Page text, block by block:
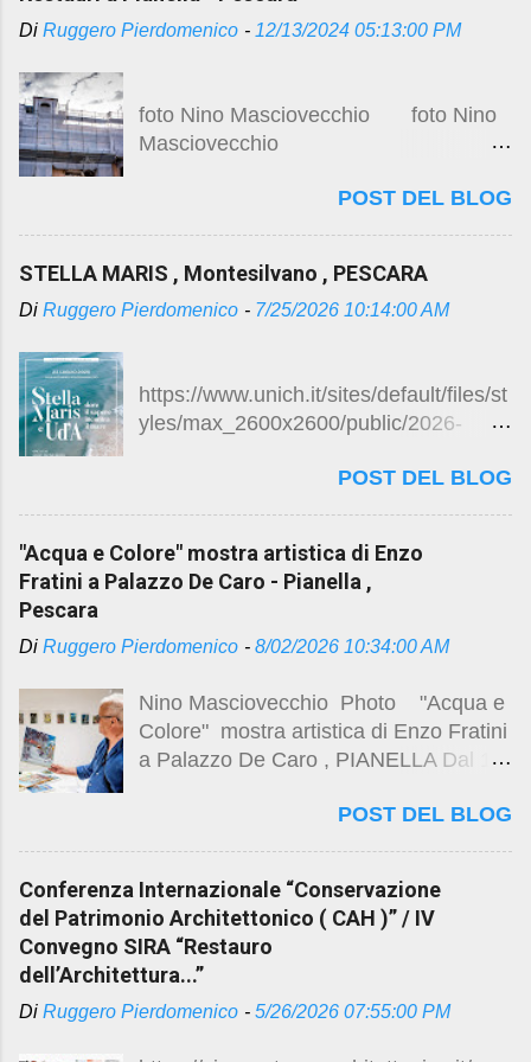
, sugli studi e progetti preliminari ,
immagini durante l’esecuzione dei
https://studio.ruggeropierdomenicodott
magistralearchitettura.design/2024/08/
https://studio.ruggeropierdomenicodott
magistralearchitettura.design/2024/12/r
estauri-pianella-pescara.html
Di Ruggero Pierdomenico - 12/13/2024 05:13:00 PM
foto Nino Masciovecchio foto Nino
Masciovecchio
Veduta dall’alto del
centro storico di Pianella, (foto Studio
Continuano i lavori di restauro del
palazzo de Caro Per gli studi e
POST DEL BLOG
STELLA MARIS , Montesilvano , PESCARA
Di Ruggero Pierdomenico - 7/25/2026 10:14:00 AM
https://www.unich.it/sites/default/files/st
yles/max_2600x2600/public/2026-
ella%20Maris-1.jpg?itok=Up1gHI8Y
LOCANDINA
di-inaugurazione-di-stella-maris
VIDEO RAI Montesilvano
ex colonia a forma di aeroplano torna
dell'Università D'Annunzio
https://www.rainews.it/tgr/abruzzo/vide
o/2026/07/riapertura-stella-maris-
dannunzio-montesilvano-422f0704-
acc0-4b79-90fd-ec0fce3d7b7b.html
https://www.impresadecesare.it/wp-
content/uploads/2024/03/12-Stella-
Maris-Montesilvano.jpg Visita Post
Precedente
magistralearchitettura.design/2026/03/
POST DEL BLOG
"Acqua e Colore" mostra artistica di Enzo
Fratini a Palazzo De Caro - Pianella ,
Pescara
Di Ruggero Pierdomenico - 8/02/2026 10:34:00 AM
Nino Masciovecchio Photo "Acqua e
Colore" mostra artistica di Enzo Fratini
a Palazzo De Caro , PIANELLA Dal 1°
https://studio.ruggeropierdomenicodott
magistralearchitettura.design/2026/08/
acqua-e-colore-mostra-artistica-di-
enzo.html
POST DEL BLOG
Conferenza Internazionale “Conservazione
del Patrimonio Architettonico ( CAH )” / IV
Convegno SIRA “Restauro
dell’Architettura...”
Di Ruggero Pierdomenico - 5/26/2026 07:55:00 PM